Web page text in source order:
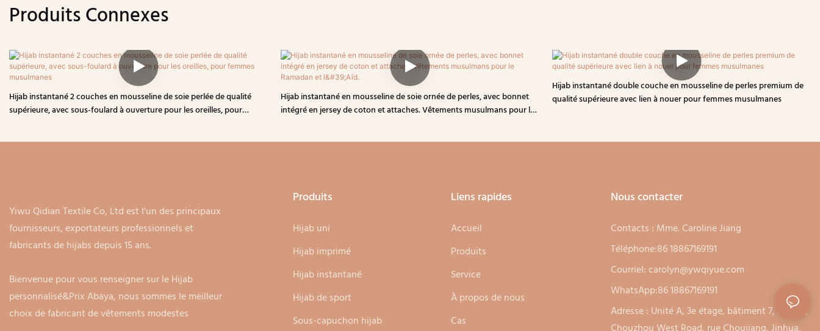
Produits Connexes
Hijab instantané 2 couches en mousseline de soie perlée de qualité
supérieure, avec sous-foulard à ouverture pour les oreilles, pour
Hijab instantané en mousseline de soie ornée de perles, avec bonnet
intégré en jersey de coton et attaches. Vêtements musulmans pour le
Hijab instantané double couche en mousseline de perles premium de
qualité supérieure avec lien à nouer pour femmes musulmanes
Yiwu Qidian Textile Co, Ltd est l'un des principaux
fournisseurs, exportateurs professionnels et
fabricants de hijabs depuis 15 ans.
Bienvenue pour vous renseigner sur le Hijab
personnalisé&Prix ​​​​Abaya, nous sommes le meilleur
choix de fabricant de vêtements modestes
Produits
Hijab uni
Hijab imprimé
Hijab instantané
Hijab de sport
Sous-capuchon hijab
Liens rapides
Accueil
Produits
Service
À propos de nous
Cas
Nous contacter
Contacts : Mme. Caroline Jiang
Téléphone:86 18867169191
Courriel:carolyn@ywqiyue.com
WhatsApp:86 18867169191
Adresse : Unité A, 3e étage, bâtiment 7, no. 333,